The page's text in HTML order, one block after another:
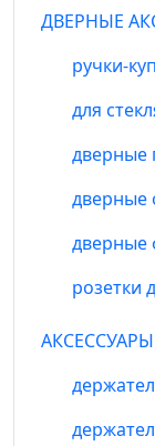
ДВЕРНЫЕ
ручки-
для
дверные
дверные
дверные
розетки